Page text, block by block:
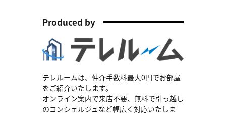
可能性がありますので、金融機関のホームページなどで最新情報を
利とは、借入期間中に適用金利が変動する住宅ローンです。一般的
には、半年に一度（4月と10月）金利が見直されます。住宅金融支援
機構の調査によると、7割以上の方が「変動金利」を選択していま
住宅ローン利用者調査（2024年10月調査）＞しかし、この数字だけ
を見て「みんなが選んでいるから安心」と判断するのは早計です。
変動金利の動き方 住宅ローン金利は、以下の流れで変動します。1.
日銀が政策金利を引き上げる2.金融機関が企業へお金を貸す際の基
Produced by
テレルームは、仲介手数料最大0円でお部屋
をご紹介いたします。
オンライン案内で来店不要、無料で引っ越し
のコンシェルジュなど幅広く対応いたしま